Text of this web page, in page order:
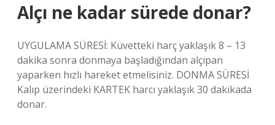
Alçı ne kadar sürede donar?
UYGULAMA SÜRESİ: Küvetteki harç yaklaşık 8 – 13
dakika sonra donmaya başladığından alçıpan
yaparken hızlı hareket etmelisiniz. DONMA SÜRESİ
Kalıp üzerindeki KARTEK harcı yaklaşık 30 dakikada
donar.